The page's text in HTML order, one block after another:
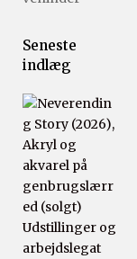
Seneste
indlæg
Udstillinger og
arbejdslegat